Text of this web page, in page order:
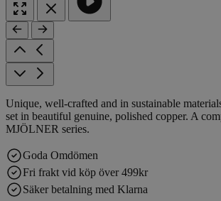
Unique, well-crafted and in sustainable
set in beautiful genuine, polished copper. A
MJÖLNER series.
Goda Omdömen
Fri frakt vid köp över 499kr
Säker betalning med Klarna